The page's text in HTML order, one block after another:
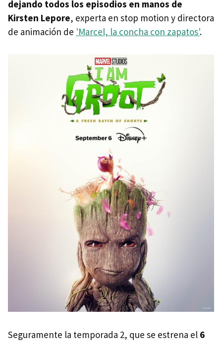
dejando todos los episodios en manos de
Kirsten Lepore, experta en stop motion y directora
de animación de 'Marcel, la concha con zapatos'.
Seguramente la temporada 2, que se estrena el 6